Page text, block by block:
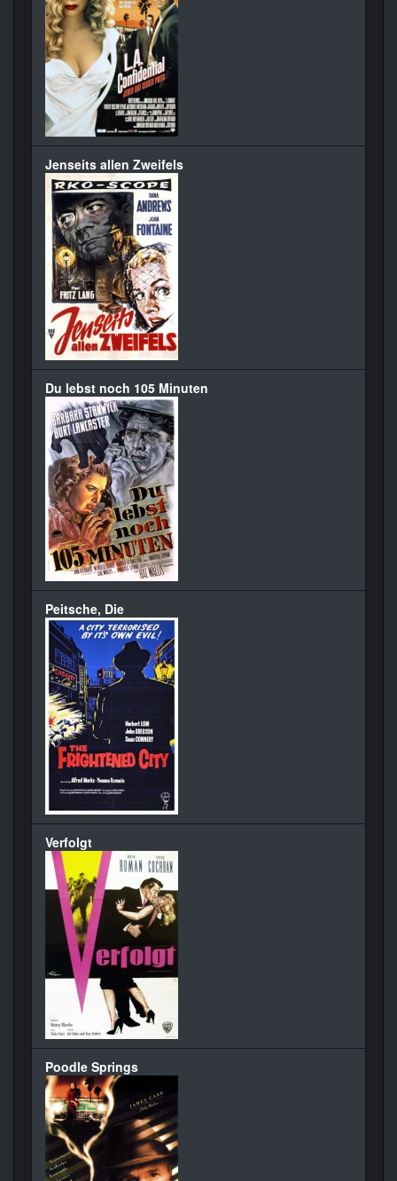
Jenseits allen Zweifels
Du lebst noch 105 Minuten
Peitsche, Die
Verfolgt
Poodle Springs